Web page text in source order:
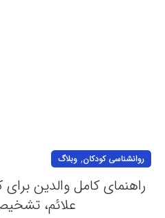
روانشناسی کودکان, وبلاگ
علائم،